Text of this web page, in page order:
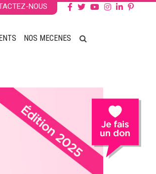
NOUS
NOS MECENES